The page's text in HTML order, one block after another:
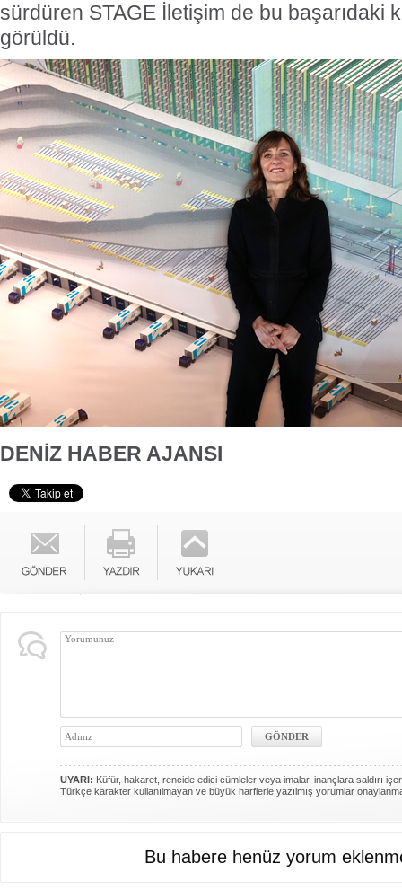
sürdüren STAGE İletişim de bu başarıdaki
görüldü.
DENİZ HABER AJANSI
UYARI: Küfür, hakaret, rencide edici cümleler veya imalar, inançlara saldırı
Türkçe karakter kullanılmayan ve büyük harflerle yazılmış yorumlar
Bu habere henüz yorum